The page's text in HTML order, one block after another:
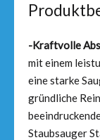
-Kraftvolle
mit einem
eine starke
gründliche
Staubsauger